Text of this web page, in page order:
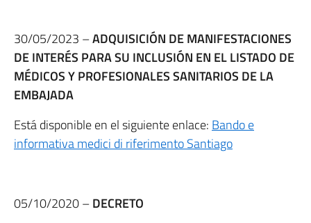
30/05/2023 –ADQUISICIÓN DE MANIFESTACIONES
DE INTERÉS PARA SU INCLUSIÓN EN EL LISTADO DE
MÉDICOS Y PROFESIONALES SANITARIOS DE LA
EMBAJADA
Está disponible en el siguiente enlace: Bando e
informativa medici di riferimento Santiago
05/10/2020 –DECRETO